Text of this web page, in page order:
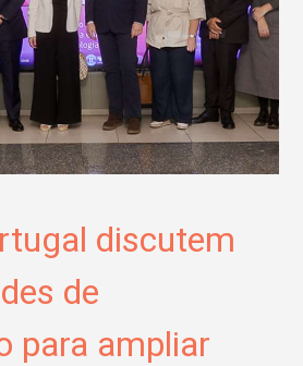
discutem
de
para ampliar